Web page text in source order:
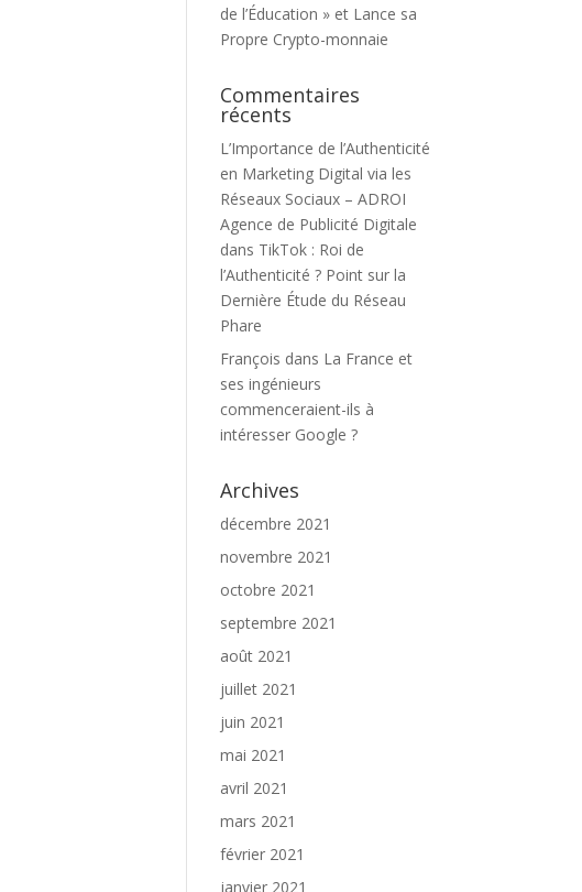
de l’Éducation » et Lance sa
Propre Crypto-monnaie
Commentaires
récents
L’Importance de l’Authenticité
en Marketing Digital via les
Réseaux Sociaux – ADROI
Agence de Publicité Digitale
dans TikTok : Roi de
l’Authenticité ? Point sur la
Dernière Étude du Réseau
Phare
François dans La France et
ses ingénieurs
commenceraient-ils à
intéresser Google ?
Archives
décembre 2021
novembre 2021
octobre 2021
septembre 2021
août 2021
juillet 2021
juin 2021
mai 2021
avril 2021
mars 2021
février 2021
janvier 2021